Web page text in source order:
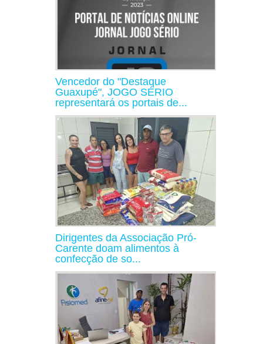
Vencedor do "Destaque
Guaxupé", JOGO SÉRIO
representará os portais de...
Dirigentes da Associação Pró-
Carente doam alimentos à
confecção de so...